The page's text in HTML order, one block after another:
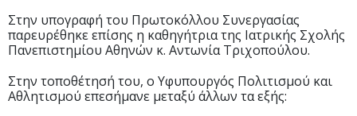
Στην υπογραφή του Πρωτοκόλλου Συνεργασίας
παρευρέθηκε επίσης η καθηγήτρια της Ιατρικής Σχολής
Πανεπιστημίου Αθηνών κ. Αντωνία Τριχοπούλου.
Στην τοποθέτησή του, ο Υφυπουργός Πολιτισμού και
Αθλητισμού επεσήμανε μεταξύ άλλων τα εξής: